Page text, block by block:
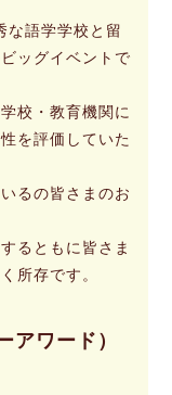
語学学校と留
ッグイベントで
校・教育機関に
を評価していた
るの皆さまのお
るともに皆さま
所存です。
ワード）